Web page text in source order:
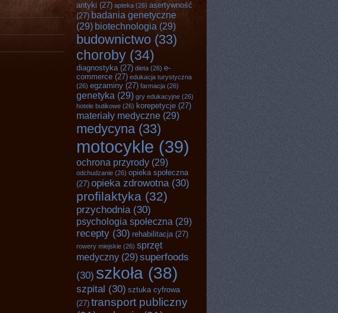
antyki (27) apteka (26) asertywność
(27) badania genetyczne
(29) biotechnologia (29)
budownictwo (33)
choroby (34)
diagnostyka(27) dieta (26) e-
commerce (27) edukacja turystyczna
(26) egzaminy (27) farmacja (26)
genetyka (29) gry edukacyjne (26)
hotele butikowe (26) korepetycje (27)
materiały medyczne (29)
medycyna(33)
motocykle (39)
ochrona przyrody (29)
odchudzanie (26) opieka społeczna
(27) opieka zdrowotna(30)
profilaktyka (32)
przychodnia(30)
psychologia społeczna (29)
recepty (30) rehabilitacja(27)
rowery miejskie (26) sprzęt
medyczny (29)superfoods
(30) szkoła (38)
szpital (30) sztuka cyfrowa
(27) transport publiczny